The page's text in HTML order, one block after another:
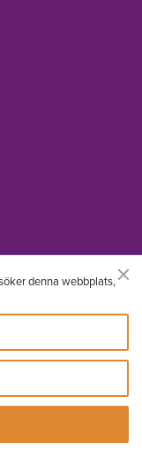
denna webbplats,